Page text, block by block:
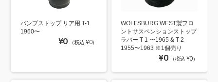
バンプストップ リア用 T-1
1960〜
¥0 （税込 ¥0）
WOLFSBURG WEST製フロ
ントサスペンションストップ
ラバー T-1 〜1965 & T-2
1955〜1963 ※1個売り
¥0 （税込 ¥0）